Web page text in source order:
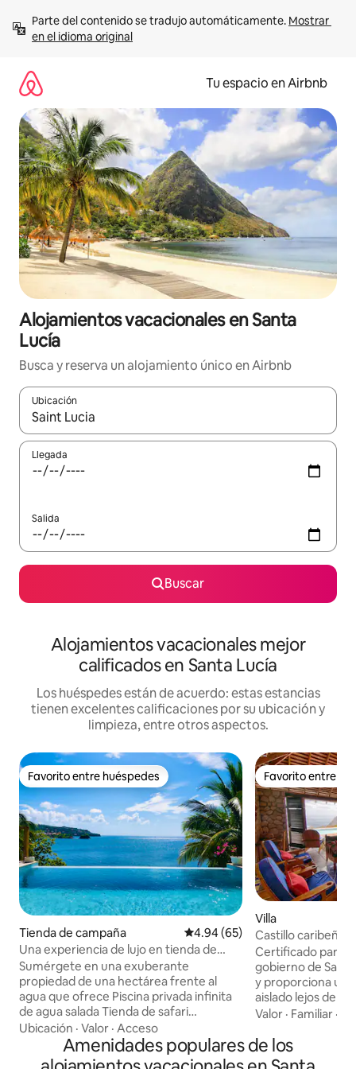
contenido
Parte del contenido se tradujo automáticamente. Mostrar
en el idioma original
Tu espacio en Airbnb
Alojamientos vacacionales en Santa
Lucía
Busca y reserva un alojamiento único en Airbnb
Ubicación
Cuando los resultados estén disponibles, podrás navegar
Llegada
Salida
Buscar
Alojamientos vacacionales mejor
calificados en Santa Lucía
Los huéspedes están de acuerdo: estas estancias
tienen excelentes calificaciones por su ubicación y
limpieza, entre otros aspectos.
Favorito entre huéspedes
Favorito entre huéspedes
Tienda de campaña Calificación promedio: 4.94 de
4.94 (65)
Una experiencia de lujo en tienda de
campaña: 1 cama y piscina
Sumérgete en una exuberante
propiedad de una hectárea frente al
agua que ofrece Piscina privada infinita
de agua salada Tienda de safari
romántica (*solo hay 2 en la propiedad)
Ducha en el jardín Cocina al aire libre
Acceso A LA playa Plataforma frente al
Ubicación · Valor · Acceso
Favorito entre
Favorito entre
Villa
Castillo caribeño
Certificado para
gobierno de
y proporciona un
aislado lejos de
Ofrecemos
extra de $20 por
Incorporamos
Valor · Familiar ·
Amenidades populares de los